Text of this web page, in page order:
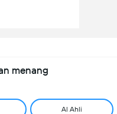
menang
Al Ahli